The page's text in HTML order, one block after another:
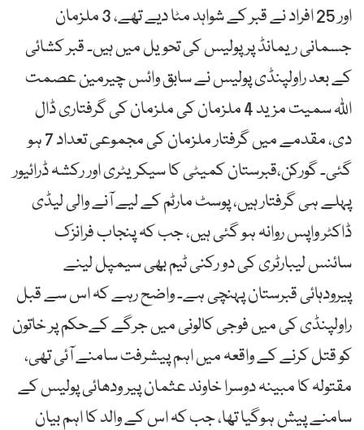
اور 25 افراد نے قبر کے شواہد مٹا دیے تھے، 3 ملزمان
جسمانی ریمانڈ پر پولیس کی تحویل میں ہیں۔ قبر کشائی
کے بعد راولپنڈی پولیس نے سابق وائس چیرمین عصمت
اللّٰہ سمیت مزید 4 ملزمان کی ملزمان کی گرفتاری ڈال
دی، مقدمے میں گرفتار ملزمان کی مجموعی تعداد 7 ہو
گئی۔ گورکن،قبرستان کمیٹی کا سیکریٹری اور رکشہ ڈرائیور
پہلے ہی گرفتار ہیں، پوسٹ مارٹم کے لیے آنے والی لیڈی
ڈاکٹر واپس روانہ ہو گئی ہیں، جب کہ پنجاب فرانزک
سائنس لیبارٹری کی دو رکنی ٹیم بھی سیمپل لینے
پیرودہائی قبرستان پہنچی ہے۔ واضح رہے کہ اس سے قبل
راولپنڈی کی میں فوجی کالونی میں جرگے کےحکم پر خاتون
کو قتل کرنے کے واقعہ میں اہم پیشرفت سامنے آئی تھی،
مقتولہ کا مبینہ دوسرا خاوند عثمان پیر ودھائی پولیس کے
سامنے پیش ہوگیا تھا، جب کہ اس کے والد کا اہم بیان